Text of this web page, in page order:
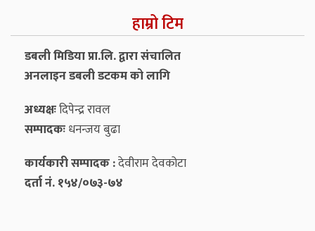
हाम्रो टिम
डबली मिडिया प्रा.लि. द्वारा संचालित
अनलाइन डबली डटकम को लागि
अध्यक्षःदिपेन्द्र रावल
सम्पादकःधनन्‍जय बुढा
कार्यकारी सम्पादक :देवीराम देवकोटा
दर्ता नं. १५४/०७३-७४